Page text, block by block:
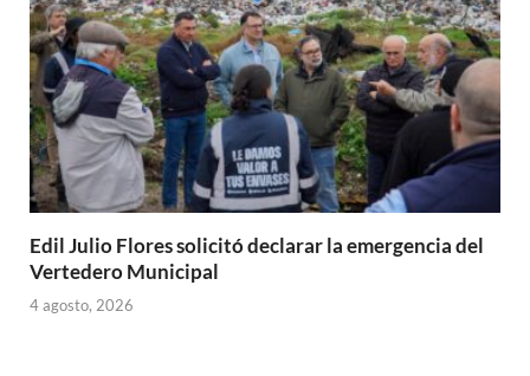
Edil Julio Flores solicitó declarar la emergencia del
Vertedero Municipal
4 agosto, 2026